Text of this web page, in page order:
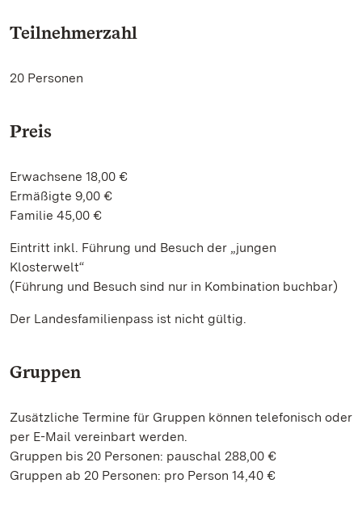
Teilnehmerzahl
20 Personen
Preis
Erwachsene 18,00 €
Ermäßigte 9,00 €
Familie 45,00 €
Eintritt inkl. Führung und Besuch der „jungen
Klosterwelt“
(Führung und Besuch sind nur in Kombination buchbar)
Der Landesfamilienpass ist nicht gültig.
Gruppen
Zusätzliche Termine für Gruppen können telefonisch oder
per E-Mail vereinbart werden.
Gruppen bis 20 Personen: pauschal 288,00 €
Gruppen ab 20 Personen: pro Person 14,40 €